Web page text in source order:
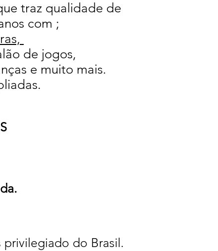
traz qualidade de
com ;
de jogos,
e muito mais.
privilegiado do Brasil.